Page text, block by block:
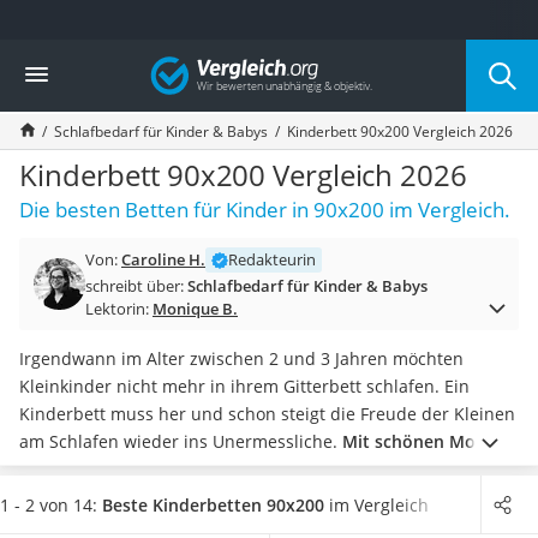
Die beliebtesten Vergleiche nach Kategorie
Kind & Baby
Babyphone mit 2 Kameras
Walkie-Talkie Kinder
Kindermatratzen
Babywippe
Rollschuhe für Kinder
Laufrad
Kinderschubkarre
Kinderuhr
Babyphone
Treppenschutzgitter
Kindersitz ab 4 Jahren
Kinderroller 3 Räder
Ferngesteuertes Auto
Vergleich
Schlafbedarf für Kinder & Babys Kinderbett 90x200 Vergleich 2026
Kinderbett 90x200 Vergleich 2026
Die besten Betten für Kinder in 90x200 im Vergleich.
Von:Caroline H.
Redakteurin
schreibt über:Schlafbedarf für Kinder & Babys
Lektorin: Monique B.
Irgendwann im Alter zwischen 2 und 3 Jahren möchten
Kleinkinder nicht mehr in ihrem Gitterbett schlafen. Ein
Kinderbett muss her und schon steigt die Freude der Kleinen
am Schlafen wieder ins Unermessliche. Mit schönen Motiven
oder Themenbetten können Sie Ihrem Kind ein Bett nach
seiner Wahl bieten.Mit einem neuen Bett können Sie den
1 - 2 von 14: Beste Kinderbetten 90x200 im Vergleich